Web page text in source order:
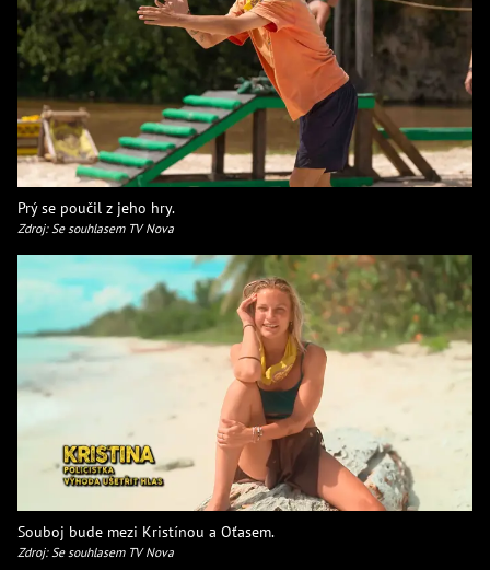
Prý se poučil z jeho hry.
Zdroj: Se souhlasem TV Nova
Souboj bude mezi Kristínou a Oťasem.
Zdroj: Se souhlasem TV Nova